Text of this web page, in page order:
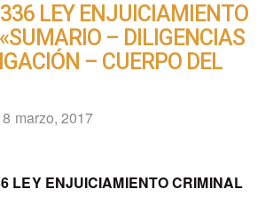
LEY ENJUICIAMIENTO
– DILIGENCIAS
– CUERPO DEL
8 marzo, 2017
LEY ENJUICIAMIENTO CRIMINAL